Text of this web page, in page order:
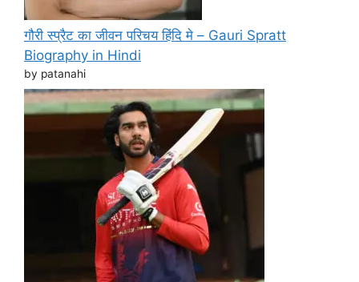
गौरी स्प्रैट का जीवन परिचय हिंदि मे – Gauri Spratt
Biography in Hindi
by patanahi